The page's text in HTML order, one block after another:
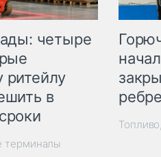
четыре
ритейлу
в
терминалы